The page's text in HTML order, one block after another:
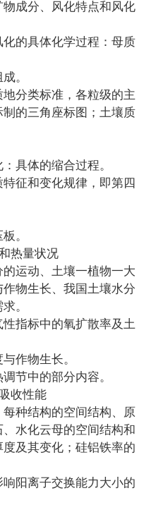
成分、风化特点和风化
的具体化学过程：母质
。
分类标准，各粒级的主
的三角座标图；土壤质
体的缩合过程。
征和变化规律，即第四
。
热量状况
运动、土壤一植物一大
物生长、我国土壤水分
。
指标中的氧扩散率及土
作物生长。
中的部分内容。
收性能
种结构的空间结构、原
水化云母的空间结构和
及其变化；硅铝铁率的
阳离子交换能力大小的